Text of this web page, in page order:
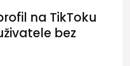
na TikToku
bez